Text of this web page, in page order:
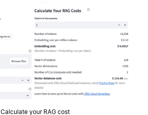
Calculate your RAG cost